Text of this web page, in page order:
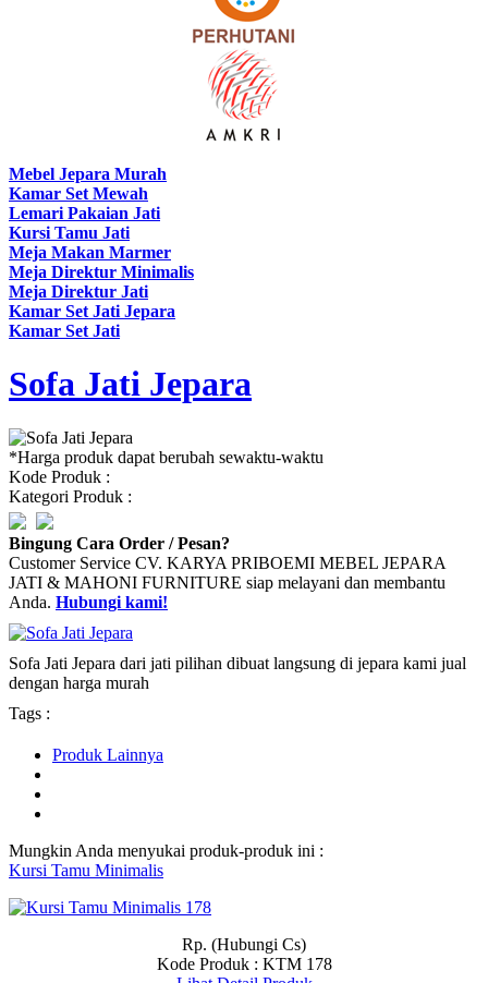
Mebel Jepara Murah
Kamar Set Mewah
Lemari Pakaian Jati
Kursi Tamu Jati
Meja Makan Marmer
Meja Direktur Minimalis
Meja Direktur Jati
Kamar Set Jati Jepara
Kamar Set Jati
Sofa Jati Jepara
*Harga produk dapat berubah sewaktu-waktu
Kode Produk :
Kategori Produk :
Bingung Cara Order / Pesan?
Customer Service CV. KARYA PRIBOEMI MEBEL JEPARA
JATI & MAHONI FURNITURE siap melayani dan membantu
Anda. Hubungi kami!
Sofa Jati Jepara dari jati pilihan dibuat langsung di jepara kami jual
dengan harga murah
Tags :
Produk Lainnya
Mungkin Anda menyukai produk-produk ini :
Kursi Tamu Minimalis
Rp. (Hubungi Cs)
Kode Produk : KTM 178